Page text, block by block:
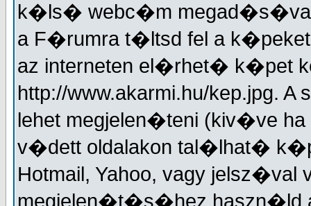
k�ls� webc�m
a F�rumra t�ltsd fel a
az interneten el�rhet� k�pet
http://www.akarmi.hu/kep.jpg.
lehet megjelen�teni (kiv�ve
v�dett oldalakon tal�lhat�
Hotmail, Yahoo, vagy
megjelen�t�s�hez haszn�ld